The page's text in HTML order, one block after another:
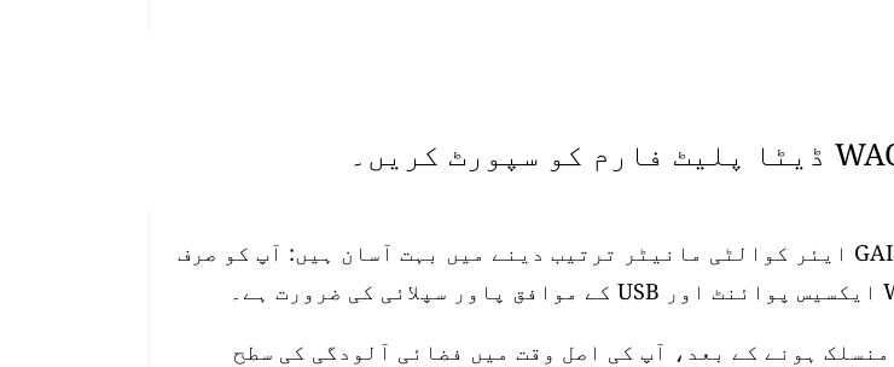
ہمارے GAIA ایئر کوالٹی مانیٹر ترتیب دینے میں بہت آسان ہیں: آپ کو صرف
منسلک ہونے کے بعد، آپ کی اصل وقت میں فضائی آلودگی کی سطح